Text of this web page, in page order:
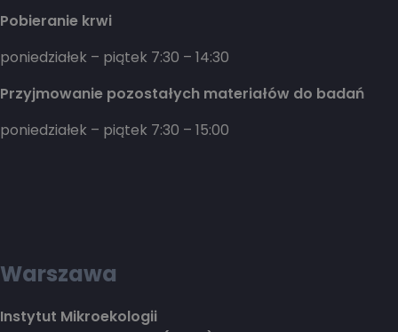
Pobieranie krwi
poniedziałek – piątek 7:30 – 14:30
Przyjmowanie pozostałych materiałów do badań
poniedziałek – piątek 7:30 – 15:00
Warszawa
Instytut Mikroekologii